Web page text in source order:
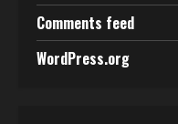
Comments feed
WordPress.org